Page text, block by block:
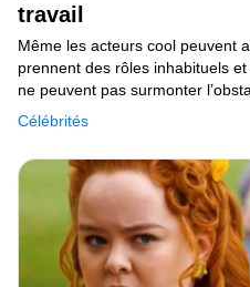
travail
Célébrités
Même les acteurs cool peuvent
prennent des rôles inhabituels
ne peuvent pas surmonter
Aujourd’hui, nous nous
expérience, et nous constatons
n’est à l’abri de l’échec. Et c’est